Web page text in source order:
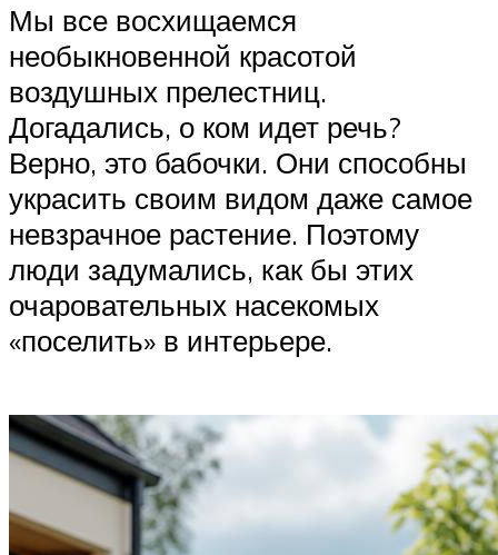
Мы все восхищаемся
необыкновенной красотой
воздушных прелестниц.
Догадались, о ком идет речь?
Верно, это бабочки. Они способны
украсить своим видом даже самое
невзрачное растение. Поэтому
люди задумались, как бы этих
очаровательных насекомых
«поселить» в интерьере.